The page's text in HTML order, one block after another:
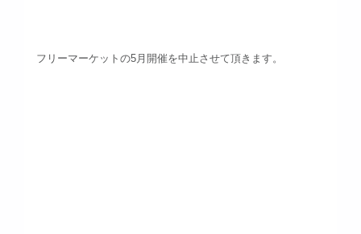
フリーマーケットの5月開催を中止させて頂きます。